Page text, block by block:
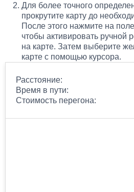
Для более точного
прокрутите карту до
После этого нажмите на
чтобы активировать ручной
на карте. Затем выберите
карте с помощью курсора.
Расстояние:
Время в пути:
Стоимость перегона: